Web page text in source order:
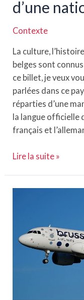
d’une
Contexte
La culture,
belges sont
ce billet, je veux
parlées dans ce
réparties d’une
la langue officielle
français et
Langues
nation
multilingue
Lire la suite »